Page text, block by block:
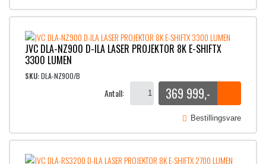
JVC DLA-NZ900 D-ILA LASER PROJEKTOR 8K E-SHIFTX
3300 LUMEN
SKU:DLA-NZ900/B
Antall: 369 999,-
Bestillingsvare